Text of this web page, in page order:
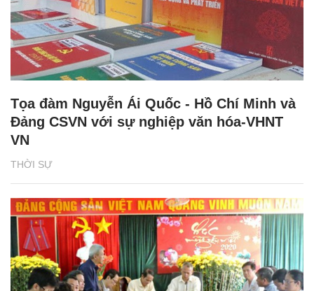
THỜI SỰ
Tọa đàm Nguyễn Ái Quốc - Hồ Chí Minh và
Đảng CSVN với sự nghiệp văn hóa-VHNT
VN